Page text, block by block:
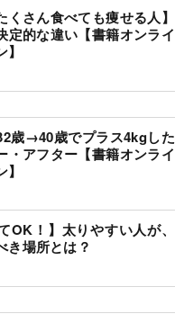
くさん食べても痩せる人】
定的な違い【書籍オンライ
歳→40歳でプラス4kgした
アフター【書籍オンライ
OK！】太りやすい人が、
き場所とは？